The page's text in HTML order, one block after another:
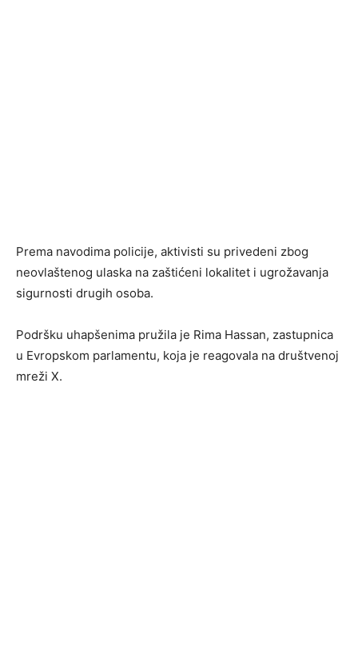
Prema navodima policije, aktivisti su privedeni zbog
neovlaštenog ulaska na zaštićeni lokalitet i ugrožavanja
sigurnosti drugih osoba.
Podršku uhapšenima pružila je Rima Hassan, zastupnica
u Evropskom parlamentu, koja je reagovala na društvenoj
mreži X.